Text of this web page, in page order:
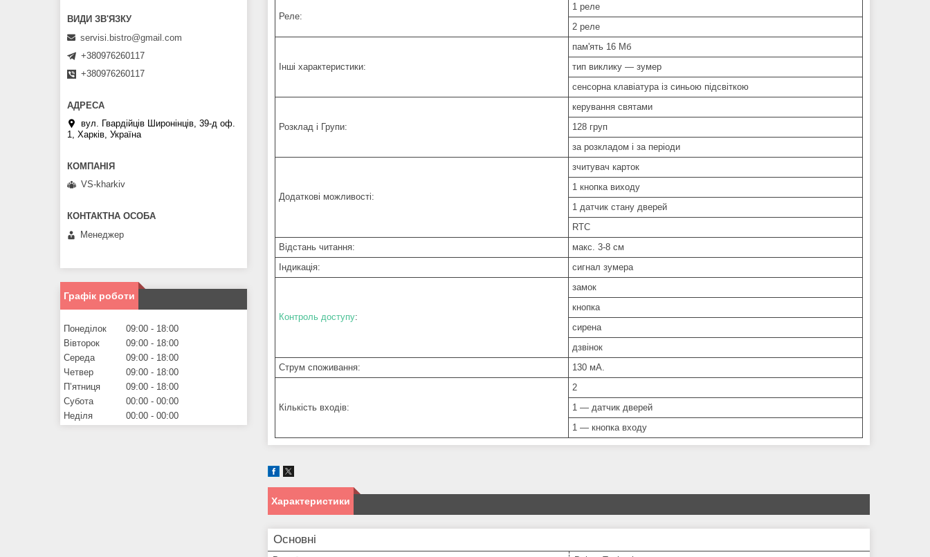
Реле:
1 реле
2 реле
Інші характеристики:
пам'ять 16 Мб
тип виклику — зумер
сенсорна клавіатура із синьою підсвіткою
Розклад і Групи:
керування святами
128 груп
за розкладом і за періоди
Додаткові можливості:
зчитувач карток
1 кнопка виходу
1 датчик стану дверей
RTC
Відстань читання:
макс. 3-8 см
Індикація:
сигнал зумера
Контроль доступу:
замок
кнопка
сирена
дзвінок
Струм споживання:
130 мA.
Кількість входів:
2
1 — датчик дверей
1 — кнопка входу
Характеристики
Основні
servisi.bistro@gmail.com
+380976260117
+380976260117
вул. Гвардійців Широнінців, 39-д оф.
1, Харків, Україна
VS-kharkiv
Менеджер
Графік роботи
Понеділок 09:00
18:00
Вівторок
09:00
18:00
Середа
09:00
18:00
Четвер
09:00
18:00
Пʼятниця
09:00
18:00
Субота
00:00
00:00
Неділя
00:00 00:00